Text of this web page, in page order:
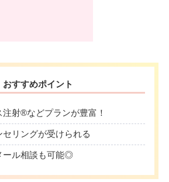
おすすめポイント
注射®などプランが豊富！
セリングが受けられる
ール相談も可能◎